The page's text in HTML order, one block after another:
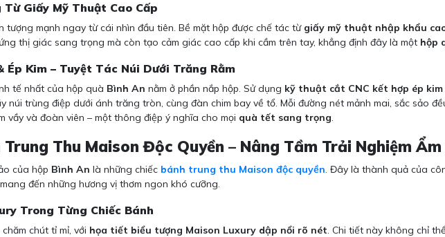
Giấy Mỹ Thuật Cao Cấp
tượng mạnh ngay từ cái nhìn đầu tiên. Bề mặt hộp được chế tác từ giấy mỹ thuật nhập khẩu
thị giác sang trọng mà còn tạo cảm giác cao cấp khi cầm trên tay, khẳng định đây là một hộp
Ép Kim – Tuyệt Tác Núi Dưới Trăng Rằm
tế nhất của hộp quà Bình An nằm ở phần nắp hộp. Sử dụng kỹ thuật cắt CNC kết hợp ép
núi trùng điệp dưới ánh trăng tròn, cùng đàn chim bay về tổ. Mỗi đường nét mảnh mai, sắc sảo
vầy và đoàn viên – một thông điệp ý nghĩa cho mọi quà tết sang trọng.
Thu Maison Độc Quyền – Nâng Tầm Trải Nghiệm
của hộp Bình An là những chiếc bánh trung thu Maison độc quyền. Đây là thành quả của
đến những hương vị thơm ngon khó cưỡng.
Trong Từng Chiếc Bánh
chút tỉ mỉ, với họa tiết biểu tượng Maison Luxury dập nổi rõ nét. Chi tiết này không chỉ